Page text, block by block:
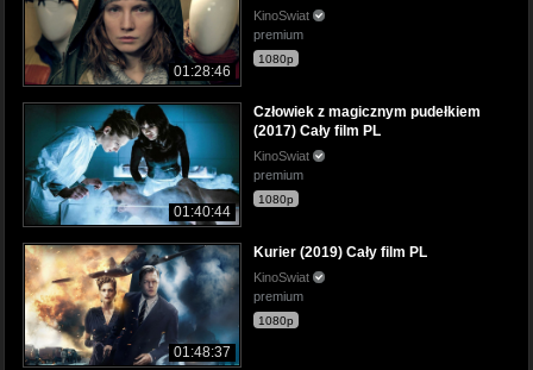
01:28:46
KinoSwiat
premium
1080p
01:40:44
Człowiek z magicznym pudełkiem
(2017) Cały film PL
KinoSwiat
premium
1080p
01:48:37
Kurier (2019) Cały film PL
KinoSwiat
premium
1080p